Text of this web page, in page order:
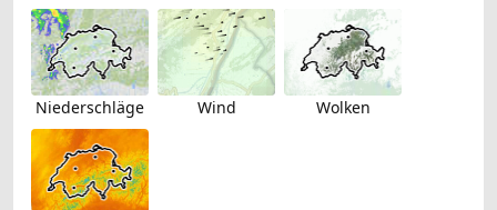
Niederschläge Wind Wolken